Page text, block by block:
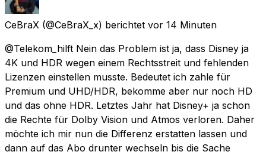
CeBraX (@CeBraX_x) berichtet vor 14 Minuten
@Telekom_hilft Nein das Problem ist ja, dass Disney ja
4K und HDR wegen einem Rechtsstreit und fehlenden
Lizenzen einstellen musste. Bedeutet ich zahle für
Premium und UHD/HDR, bekomme aber nur noch HD
und das ohne HDR. Letztes Jahr hat Disney+ ja schon
die Rechte für Dolby Vision und Atmos verloren. Daher
möchte ich mir nun die Differenz erstatten lassen und
dann auf das Abo drunter wechseln bis die Sache